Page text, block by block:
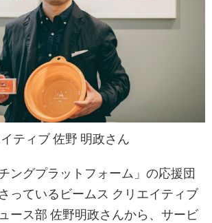
ティブ 佐野 明政さん
ングプラットフォーム」の応援団
っているビームス クリエイティブ
ース部 佐野明政さんから、サービ